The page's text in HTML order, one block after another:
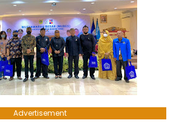
Advertisement